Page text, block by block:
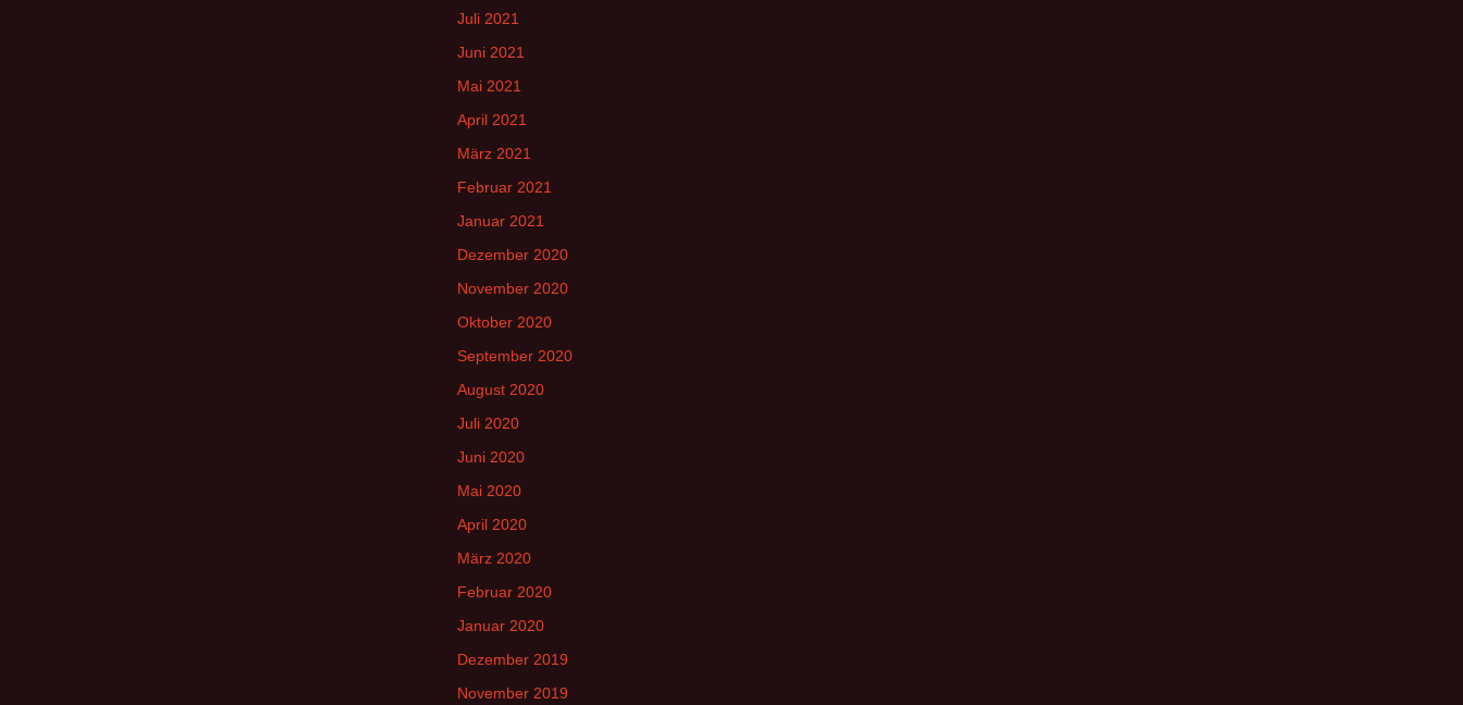
Juli 2021
Juni 2021
Mai 2021
April 2021
März 2021
Februar 2021
Januar 2021
Dezember 2020
November 2020
Oktober 2020
September 2020
August 2020
Juli 2020
Juni 2020
Mai 2020
April 2020
März 2020
Februar 2020
Januar 2020
Dezember 2019
November 2019